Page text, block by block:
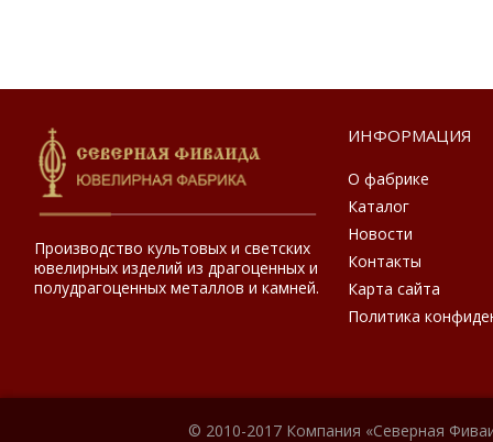
Производство культовых и светских
ювелирных изделий из драгоценных и
полудрагоценных металлов и камней.
ИНФОРМАЦИЯ
О фабрике
Каталог
Новости
Контакты
Карта сайта
Политика
© 2010-2017 Компания «Северная